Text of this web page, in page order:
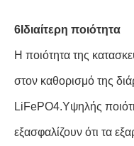
6Ιδιαίτερη ποιότητα
Η ποιότητα της
στον καθορισμό της
LiFePO4.Υψηλής
εξασφαλίζουν ότι τα